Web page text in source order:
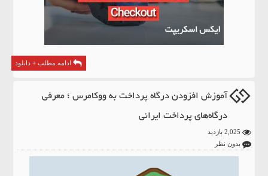
ادامه مطلب + دانلود
آموزش افزودن درگاه پرداخت به ووکامرس ؛ معرفی
درگاه‌های پرداخت ایرانی
بدون نظر